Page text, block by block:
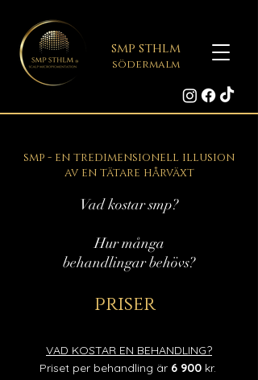
smp sthlm
södermalm
smp - en tredimensionell illusion
av en tätare hårväxt
Vad kostar smp?
Hur många
behandlingar behövs?
priser
VAD KOSTAR EN BEHANDLING?
Priset per behandling är 6 900kr.